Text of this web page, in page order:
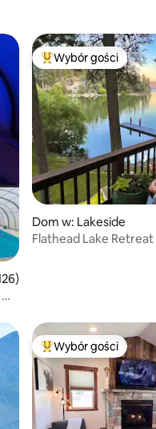
ocena: 4,9 na 5, liczba
Najpopularniejsze z
Wybór gości
Dom w: Lakeside
Flathead Lake Retreat
Najpopularniejsze z
Wybór gości